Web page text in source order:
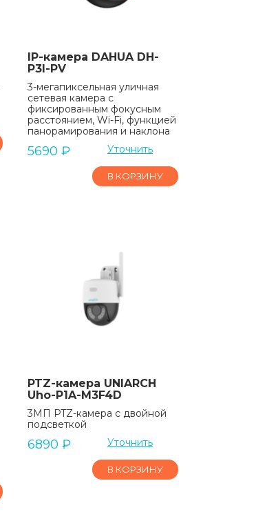
IP-камера DAHUA DH-
P3I-PV
3-мегапиксельная уличная
сетевая камера с
фиксированным фокусным
расстоянием, Wi-Fi, функцией
панорамирования и наклона
5690 ₽ Уточнить
В КОРЗИНУ
PTZ-камера UNIARCH
Uho-P1A-M3F4D
3МП PTZ-камера с двойной
подсветкой
6890 ₽ Уточнить
В КОРЗИНУ